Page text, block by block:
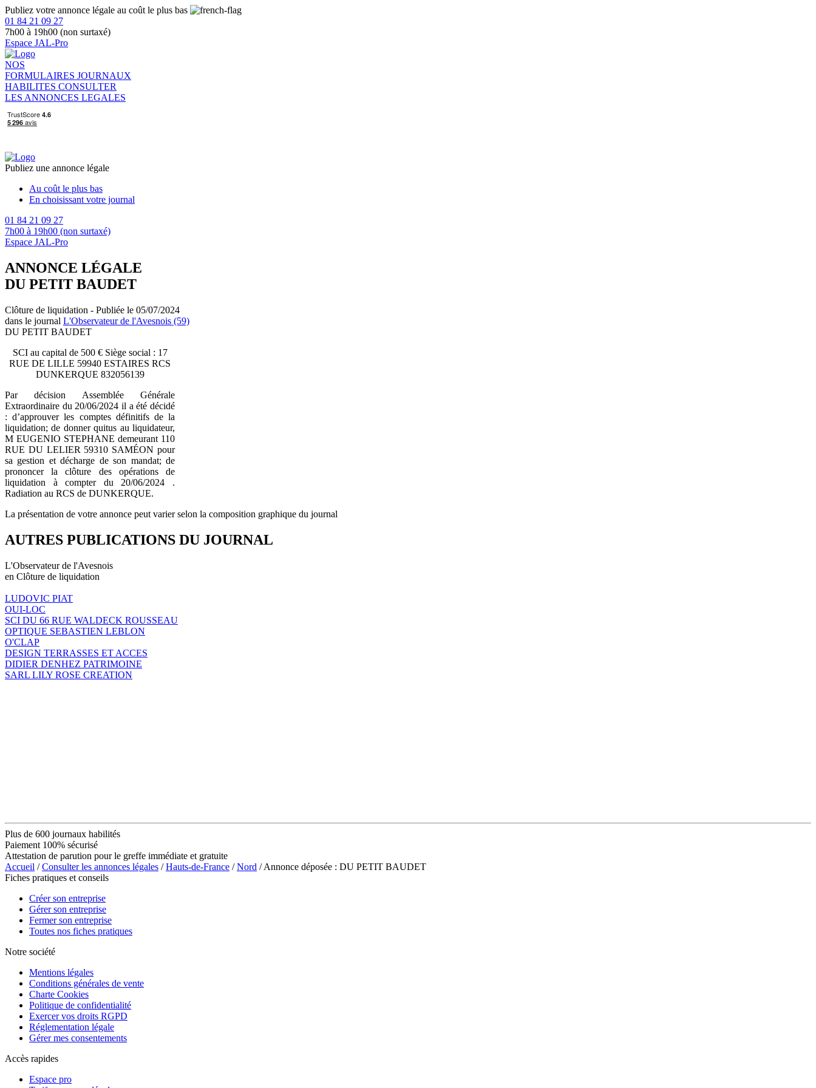
Publiez votre annonce légale au coût le plus bas
01 84 21 09 27
7h00 à 19h00 (non surtaxé)
Espace JAL-Pro
NOS
FORMULAIRES JOURNAUX
HABILITES CONSULTER
LES ANNONCES LEGALES
Publiez une annonce légale
Au coût le plus bas
En choisissant votre journal
01 84 21 09 27
7h00 à 19h00 (non surtaxé)
Espace JAL-Pro
ANNONCE LÉGALE
DU PETIT BAUDET
Clôture de liquidation - Publiée le 05/07/2024
dans le journal L'Observateur de l'Avesnois (59)
DU PETIT BAUDET
SCI au capital de 500 € Siège social : 17
RUE DE LILLE 59940 ESTAIRES RCS
DUNKERQUE 832056139
Par décision Assemblée Générale
Extraordinaire du 20/06/2024 il a été décidé
: d’approuver les comptes définitifs de la
liquidation; de donner quitus au liquidateur,
M EUGENIO STEPHANE demeurant 110
RUE DU LELIER 59310 SAMÉON pour
sa gestion et décharge de son mandat; de
prononcer la clôture des opérations de
liquidation à compter du 20/06/2024 .
Radiation au RCS de DUNKERQUE.
La présentation de votre annonce peut varier selon la composition graphique du journal
AUTRES PUBLICATIONS DU JOURNAL
L'Observateur de l'Avesnois
en Clôture de liquidation
LUDOVIC PIAT
OUI-LOC
SCI DU 66 RUE WALDECK ROUSSEAU
OPTIQUE SEBASTIEN LEBLON
O'CLAP
DESIGN TERRASSES ET ACCES
DIDIER DENHEZ PATRIMOINE
SARL LILY ROSE CREATION
Plus de 600 journaux habilités
Paiement 100% sécurisé
Attestation de parution pour le greffe immédiate et gratuite
Accueil /Consulter les annonces légales /Hauts-de-France /Nord / Annonce déposée : DU PETIT BAUDET
Fiches pratiques et conseils
Créer son entreprise
Gérer son entreprise
Fermer son entreprise
Toutes nos fiches pratiques
Notre société
Mentions légales
Conditions générales de vente
Charte Cookies
Politique de confidentialité
Exercer vos droits RGPD
Réglementation légale
Gérer mes consentements
Accès rapides
Espace pro